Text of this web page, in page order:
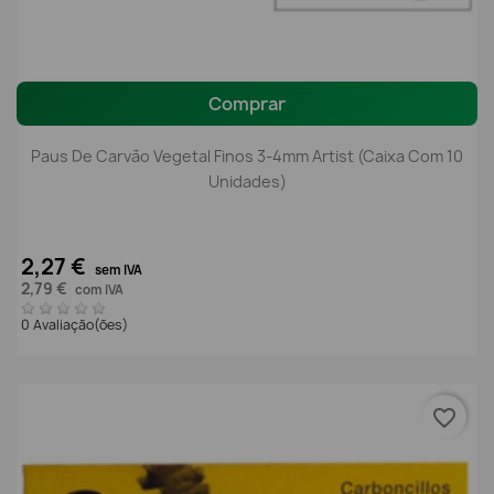
Comprar
Paus De Carvão Vegetal Finos 3-4mm Artist (Caixa Com 10
Unidades)
2,27 € sem IVA
2,79 € com IVA
0 Avaliação(ões)
favorite_border